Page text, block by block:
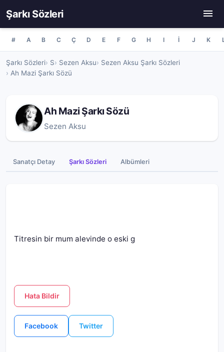
Şarkı Sözleri
# A B C Ç D E F G H I İ J K
Şarkı Sözleri S Sezen Aksu
Sezen Aksu Şarkı Sözleri
Ah Mazi Şarkı Sözü
Ah Mazi Şarkı Sözü
Sezen Aksu
Sanatçı Detay Şarkı Sözleri Albümleri
Titresin bir mum alevinde o eski g
Hata Bildir
Facebook Twitter